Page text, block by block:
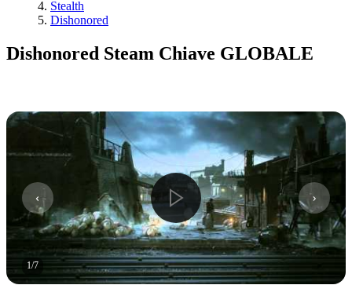
Stealth
Dishonored
Dishonored Steam Chiave GLOBALE
1/7